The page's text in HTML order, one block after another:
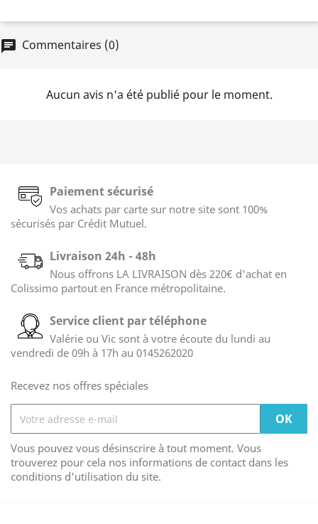
chat Commentaires (0)
Aucun avis n'a été publié pour le moment.
Paiement sécurisé
Vos achats par carte sur notre site sont 100%
sécurisés par Crédit Mutuel.
Livraison 24h - 48h
Nous offrons LA LIVRAISON dès 220€ d'achat en
Colissimo partout en France métropolitaine.
Service client par téléphone
Valérie ou Vic sont à votre écoute du lundi au
vendredi de 09h à 17h au 0145262020
Recevez nos offres spéciales
Vous pouvez vous désinscrire à tout moment. Vous
trouverez pour cela nos informations de contact dans les
conditions d'utilisation du site.